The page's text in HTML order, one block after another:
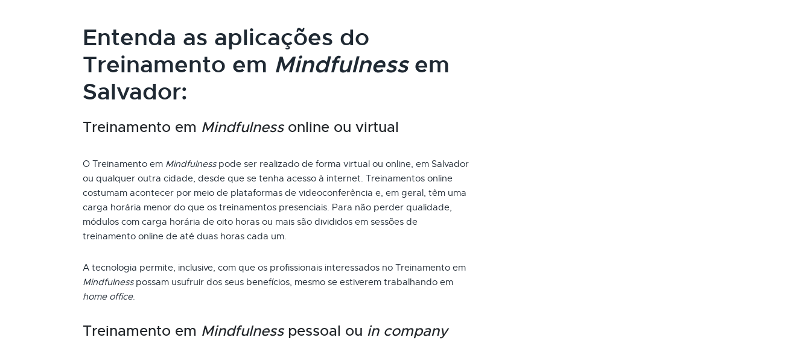
Entenda as aplicações do
Treinamento em Mindfulnessem
Salvador:
Treinamento em Mindfulnessonline ou virtual
O Treinamento em Mindfulnesspode ser realizado de forma virtual ou online, em Salvador
ou qualquer outra cidade, desde que se tenha acesso à internet. Treinamentos online
costumam acontecer por meio de plataformas de videoconferência e, em geral, têm uma
carga horária menor do que os treinamentos presenciais. Para não perder qualidade,
módulos com carga horária de oito horas ou mais são divididos em sessões de
treinamento online de até duas horas cada um.
A tecnologia permite, inclusive, com que os profissionais interessados no Treinamento em
Mindfulnesspossam usufruir dos seus benefícios, mesmo se estiverem trabalhando em
home office.
Treinamento em Mindfulnesspessoal ou in company